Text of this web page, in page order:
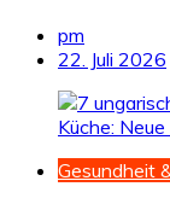
pm
22. Juli 2026
Gesundheit